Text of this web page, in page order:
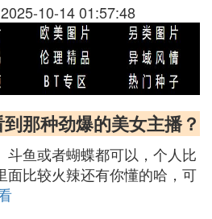
10-14 01:57:48
那种劲爆的美女主播？
斗鱼或者蝴蝶都可以，个人比
面比较火辣还有你懂的哈，可